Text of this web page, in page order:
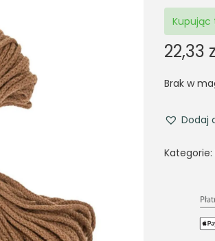
Kupując
22,33
Brak w
Dodaj
Kategorie: